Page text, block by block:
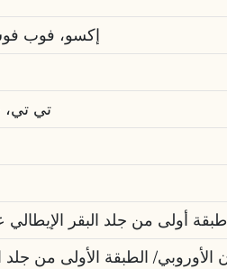
إكسو، فوب
/ تي
طبقة أولى من جلد البقر